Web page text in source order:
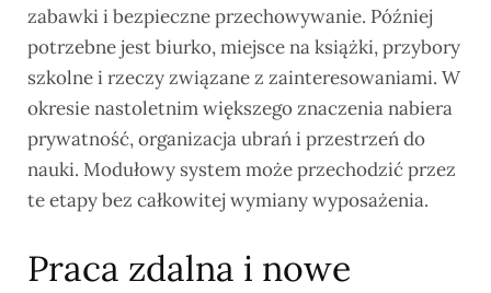
zabawki i bezpieczne przechowywanie. Później
potrzebne jest biurko, miejsce na książki, przybory
szkolne i rzeczy związane z zainteresowaniami. W
okresie nastoletnim większego znaczenia nabiera
prywatność, organizacja ubrań i przestrzeń do
nauki. Modułowy system może przechodzić przez
te etapy bez całkowitej wymiany wyposażenia.
Praca zdalna i nowe